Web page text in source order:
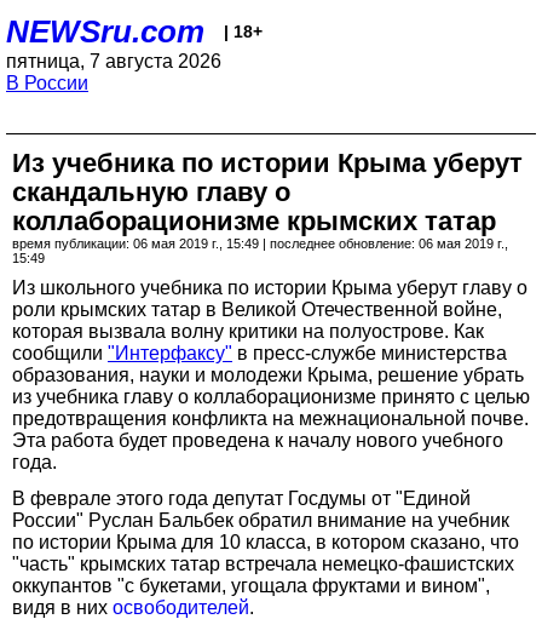
NEWSru.com | 18+
пятница, 7 августа 2026
В России
Из учебника по истории Крыма уберут
скандальную главу о
коллаборационизме крымских татар
время публикации: 06 мая 2019 г., 15:49 | последнее обновление: 06 мая 2019 г.,
15:49
Из школьного учебника по истории Крыма уберут главу о
роли крымских татар в Великой Отечественной войне,
которая вызвала волну критики на полуострове. Как
сообщили "Интерфаксу" в пресс-службе министерства
образования, науки и молодежи Крыма, решение убрать
из учебника главу о коллаборационизме принято с целью
предотвращения конфликта на межнациональной почве.
Эта работа будет проведена к началу нового учебного
года.
В феврале этого года депутат Госдумы от "Единой
России" Руслан Бальбек обратил внимание на учебник
по истории Крыма для 10 класса, в котором сказано, что
"часть" крымских татар встречала немецко-фашистских
оккупантов "с букетами, угощала фруктами и вином",
видя в них освободителей.